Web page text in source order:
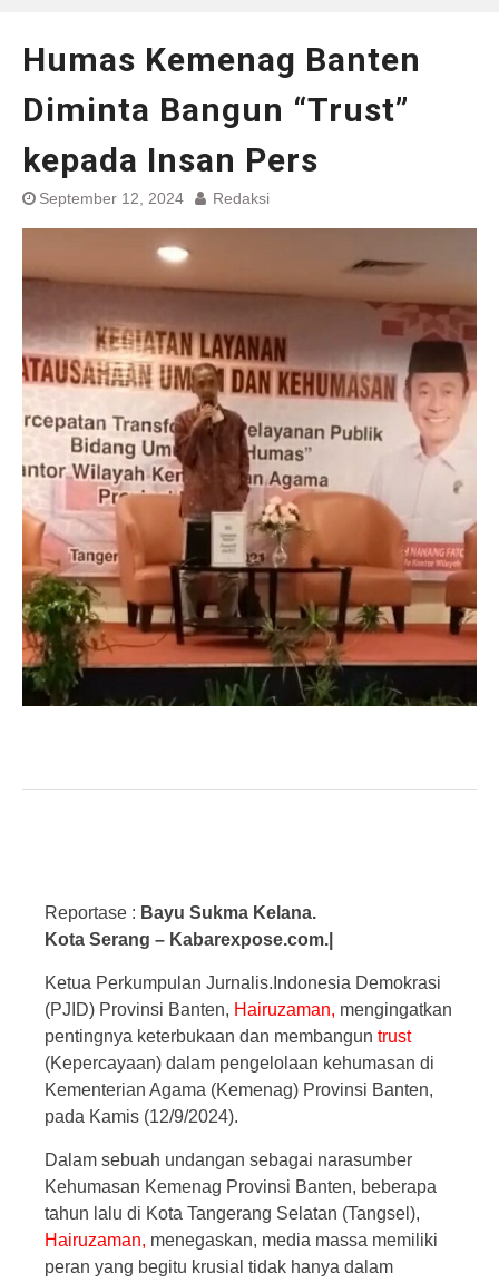
Humas Kemenag Banten
Diminta Bangun “Trust”
kepada Insan Pers
September 12, 2024 Redaksi
Reportase : Bayu Sukma Kelana.
Kota Serang – Kabarexpose.com.|
Ketua Perkumpulan Jurnalis.Indonesia Demokrasi
(PJID) Provinsi Banten, Hairuzaman, mengingatkan
pentingnya keterbukaan dan membangun trust
(Kepercayaan) dalam pengelolaan kehumasan di
Kementerian Agama (Kemenag) Provinsi Banten,
pada Kamis (12/9/2024).
Dalam sebuah undangan sebagai narasumber
Kehumasan Kemenag Provinsi Banten, beberapa
tahun lalu di Kota Tangerang Selatan (Tangsel),
Hairuzaman, menegaskan, media massa memiliki
peran yang begitu krusial tidak hanya dalam